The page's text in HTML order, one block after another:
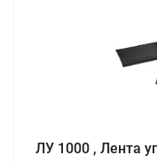
ЛУ 1000 , Лента